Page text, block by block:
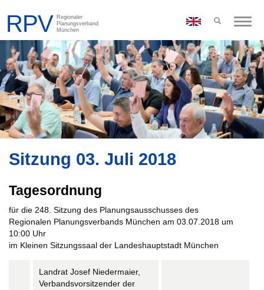
Toggle
Sitzung 03. Juli 2018
Tagesordnung
für die 248. Sitzung des Planungsausschusses des
Regionalen Planungsverbands München am 03.07.2018 um
10:00 Uhr
im Kleinen Sitzungssaal der Landeshauptstadt München
Landrat Josef Niedermaier,
Verbandsvorsitzender der